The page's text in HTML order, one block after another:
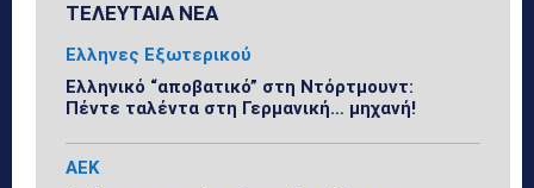
ΤΕΛΕΥΤΑΙΑ ΝΕΑ
Ελληνες Εξωτερικού
Ελληνικό “αποβατικό” στη Ντόρτμουντ:
Πέντε ταλέντα στη Γερμανική… μηχανή!
ΑΕΚ